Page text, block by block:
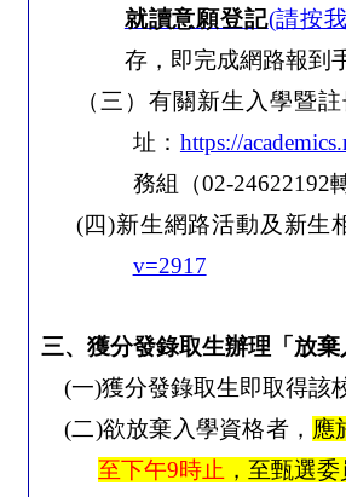
就讀意願登記(請按
存，即完成網路報到
（三）有關新生入學暨
址： https://
務組（02-24622192
(四)新生網路活動及新生
v=2917
三、獲分發錄取生辦理「放
(一)獲分發錄取生即取得該
(二)欲放棄入學資格者， 應
至下午9時止 ，至甄選委